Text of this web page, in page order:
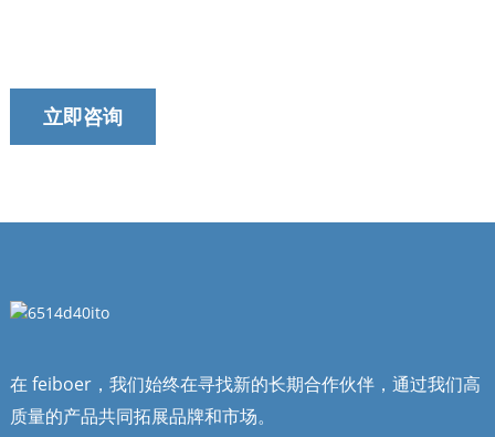
立即咨询
在 feiboer，我们始终在寻找新的长期合作伙伴，通过我们高
质量的产品共同拓展品牌和市场。